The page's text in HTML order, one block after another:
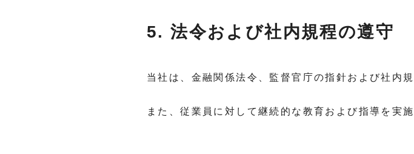
5. 法令および社内規程の遵守
当社は、金融関係法令、監督官庁の指針および社内
また、従業員に対して継続的な教育および指導を実施